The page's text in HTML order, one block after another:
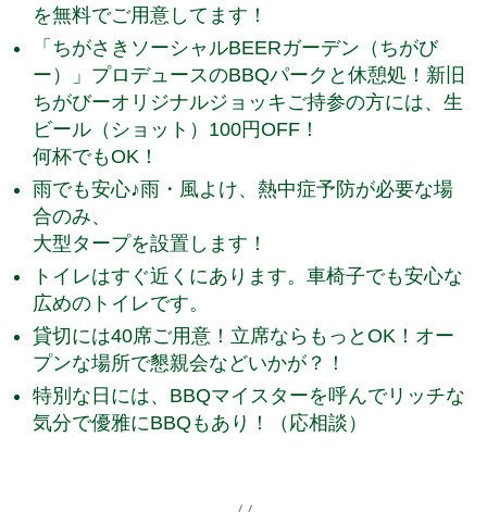
を無料でご用意してます！
「ちがさきソーシャルBEERガーデン（ちがび
ー）」プロデュースのBBQパークと休憩処！新旧
ちがびーオリジナルジョッキご持参の方には、生
ビール（ショット）100円OFF！
何杯でもOK！
雨でも安心♪雨・風よけ、熱中症予防が必要な場
合のみ、
大型タープを設置します！
トイレはすぐ近くにあります。車椅子でも安心な
広めのトイレです。
貸切には40席ご用意！立席ならもっとOK！オー
プンな場所で懇親会などいかが？！
特別な日には、BBQマイスターを呼んでリッチな
気分で優雅にBBQもあり！（応相談）